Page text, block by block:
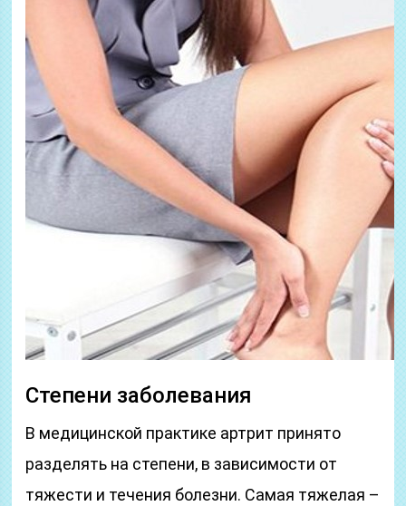
Степени заболевания
В медицинской практике артрит принято
разделять на степени, в зависимости от
тяжести и течения болезни. Самая тяжелая –